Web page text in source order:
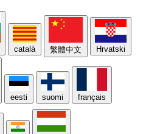
català 繁體中文 Hrvatski
eesti suomi français